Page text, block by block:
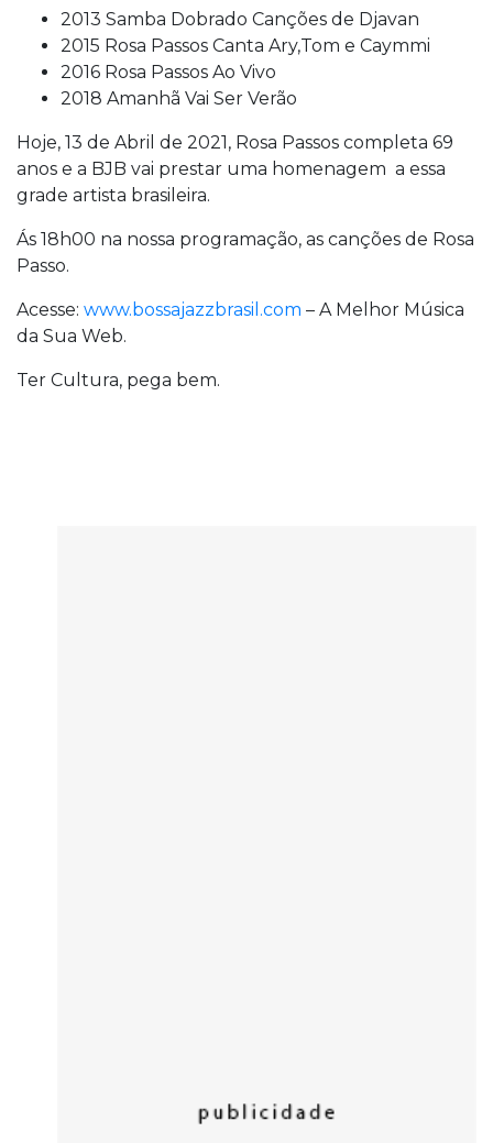
2013 Samba Dobrado Canções de Djavan
2015 Rosa Passos Canta Ary,Tom e Caymmi
2016 Rosa Passos Ao Vivo
2018 Amanhã Vai Ser Verão
Hoje, 13 de Abril de 2021, Rosa Passos completa 69
anos e a BJB vai prestar uma homenagem a essa
grade artista brasileira.
Ás 18h00 na nossa programação, as canções de Rosa
Passo.
Acesse: www.bossajazzbrasil.com – A Melhor Música
da Sua Web.
Ter Cultura, pega bem.